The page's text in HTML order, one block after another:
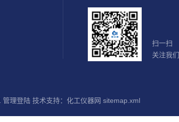
扫一扫
关注我们
管理登陆 技术支持： 化工仪器网 sitemap.xml